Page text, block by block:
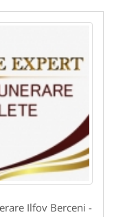
Ilfov Berceni -